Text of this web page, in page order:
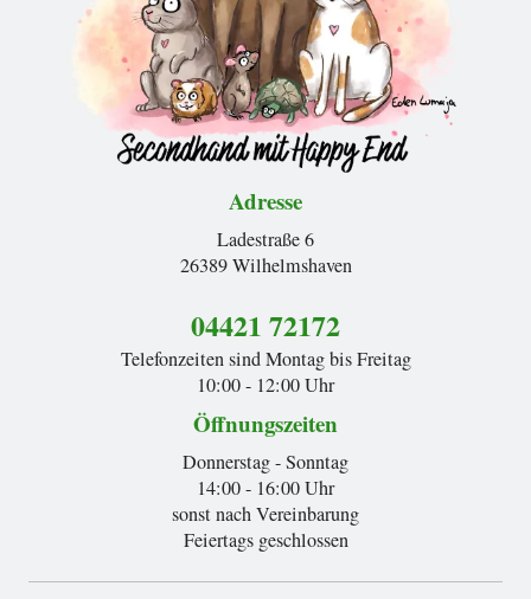
Adresse
Ladestraße 6
26389 Wilhelmshaven
04421 72172
Telefonzeiten sind Montag bis Freitag
10:00 - 12:00 Uhr
Öffnungszeiten
Donnerstag - Sonntag
14:00 - 16:00 Uhr
sonst nach Vereinbarung
Feiertags geschlossen